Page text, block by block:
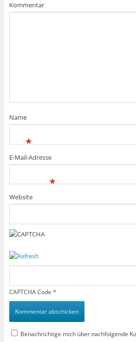
Kommentar
Name
*
E-Mail-Adresse
*
Website
CAPTCHA Code *
Benachrichtige mich über nachfolgende